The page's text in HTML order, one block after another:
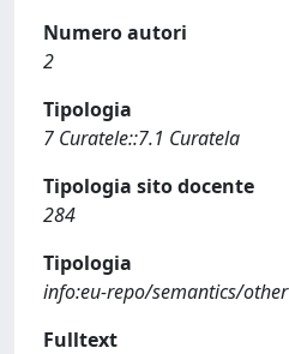
Numero autori
2
Tipologia
7 Curatele::7.1 Curatela
Tipologia sito docente
284
Tipologia
info:eu-repo/semantics/other
Fulltext